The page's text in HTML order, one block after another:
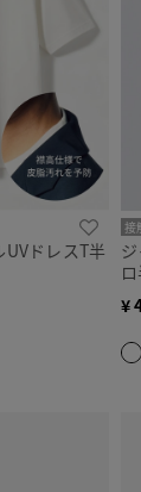
ドレスT半
接
¥